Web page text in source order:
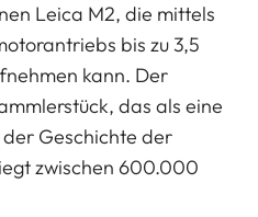
Leica M2, die mittels
bis zu 3,5
kann. Der
das als eine
Geschichte der
zwischen 600.000